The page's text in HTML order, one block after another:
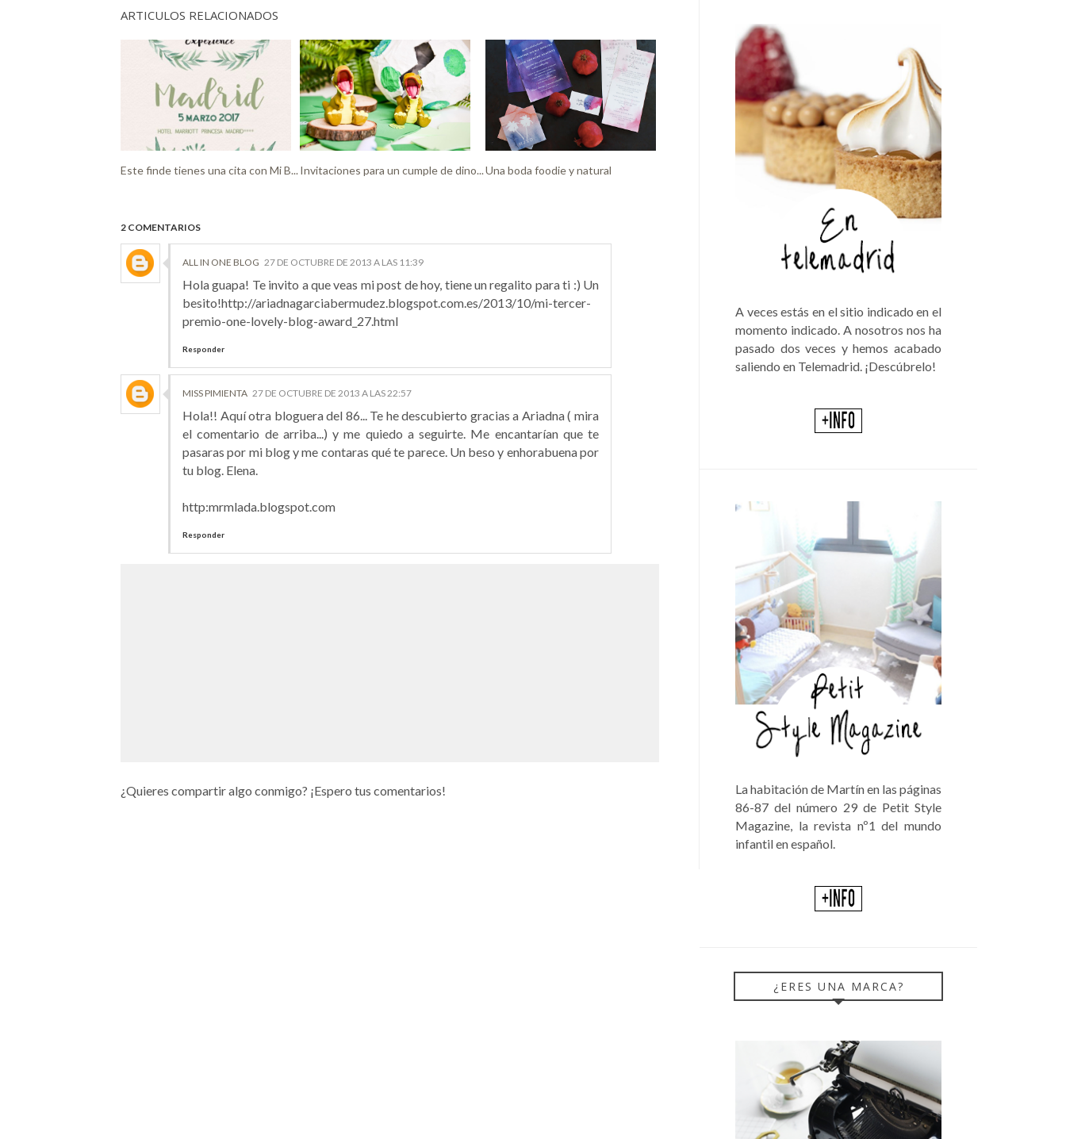
ARTICULOS RELACIONADOS
Este finde tienes una cita con Mi B...Invitaciones para un cumple de dino...Una boda foodie y natural
2 COMENTARIOS
ALL IN ONE BLOG 27 DE OCTUBRE DE 2013 A LAS 11:39
Hola guapa! Te invito a que veas mi post de hoy, tiene un regalito para ti :) Un
besito!http://ariadnagarciabermudez.blogspot.com.es/2013/10/mi-tercer-
premio-one-lovely-blog-award_27.html
Responder
MISS PIMIENTA 27 DE OCTUBRE DE 2013 A LAS 22:57
Hola!! Aquí otra bloguera del 86... Te he descubierto gracias a Ariadna ( mira
el comentario de arriba...) y me quiedo a seguirte. Me encantarían que te
pasaras por mi blog y me contaras qué te parece. Un beso y enhorabuena por
tu blog. Elena.
http:mrmlada.blogspot.com
Responder
¿Quieres compartir algo conmigo? ¡Espero tus comentarios!
A veces estás en el sitio indicado en el
momento indicado. A nosotros nos ha
pasado dos veces y hemos acabado
saliendo en Telemadrid. ¡Descúbrelo!
La habitación de Martín en las páginas
86-87 del número 29 de Petit Style
Magazine, la revista nº1 del mundo
infantil en español.
¿ERES UNA MARCA?